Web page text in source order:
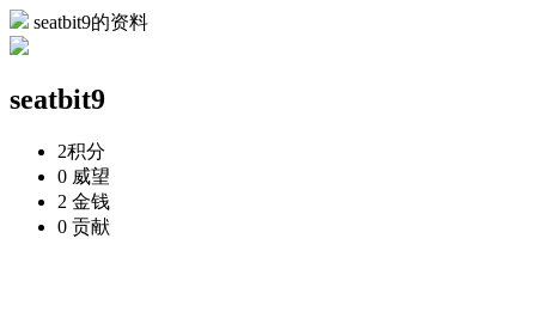
seatbit9的资料
seatbit9
2积分
0 威望
2 金钱
0 贡献